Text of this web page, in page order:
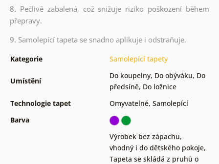
8. Pečlivě zabalená, což snižuje riziko poškození během
přepravy.
9. Samolepící tapeta se snadno aplikuje i odstraňuje.
Kategorie Samolepící tapety
Umístění
Do koupelny, Do obýváku, Do
předsíně, Do ložnice
Technologie tapet
Omyvatelné, Samolepící
Barva
Výrobek bez zápachu,
vhodný i do dětského pokoje,
Tapeta se skládá z pruhů o